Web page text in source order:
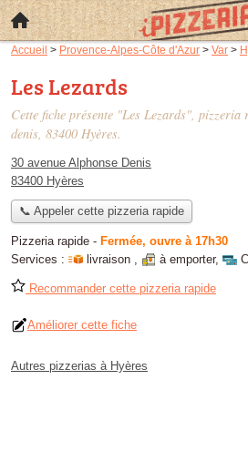
Accueil > Provence-Alpes-Côte d'Azur > Var >
Les Lezards
Cette fiche présente "Les Lezards", pizzeria
denis, 83400 Hyères.
30 avenue Alphonse Denis
83400 Hyères
📞 Appeler cette pizzeria rapide
Pizzeria rapide - Fermée, ouvre à 17h30
Services :
livraison , à emporter,
Recommander cette pizzeria rapide
Améliorer cette fiche
Autres pizzerias à Hyères